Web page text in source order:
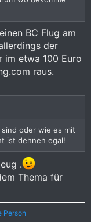
BC Flug am
der
im etwa 100 Euro
raus.
oder wie es mit
ist dehnen egal!
.
Thema für
Person